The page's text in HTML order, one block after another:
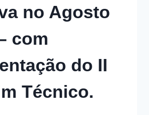
no Agosto
com
do II
Técnico.